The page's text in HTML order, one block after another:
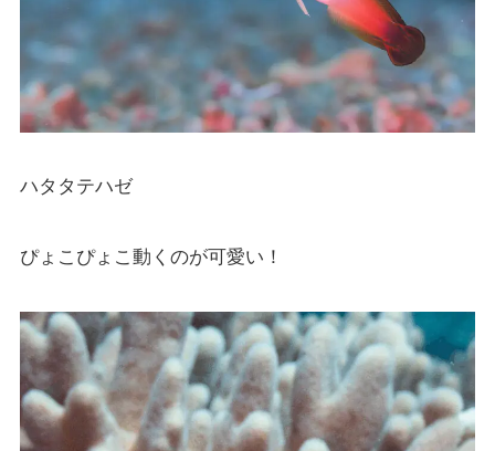
ハタタテハゼ
ぴょこぴょこ動くのが可愛い！